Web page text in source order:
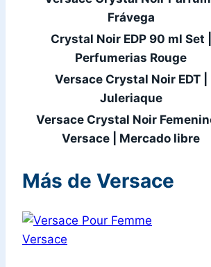
Frávega
Crystal Noir EDP 90 ml Set |
Perfumerias Rouge
Versace Crystal Noir EDT |
Juleriaque
Versace Crystal Noir
Versace | Mercado libre
Más de Versace
Versace